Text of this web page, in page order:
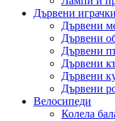
Дървени играчки
Дървени
Дървени
Дървени
Дървени
Дървени
Дървени
Велосипеди
Колела